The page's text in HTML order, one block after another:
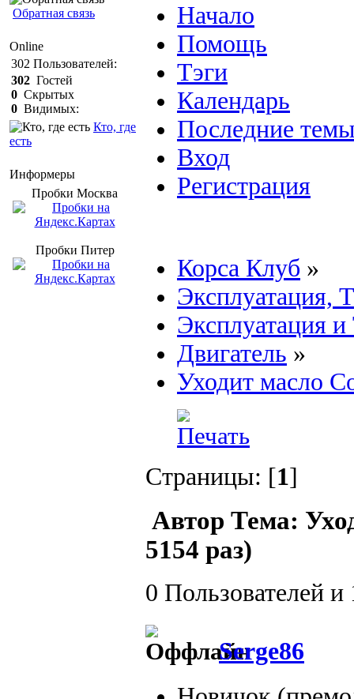
Обратная связь
Online
302 Пользователей:
302 Гостей
0 Скрытых
0 Видимых:
Кто, где
есть
Информеры
Пробки Mосква
Пробки Питер
Начало
Помощь
Тэги
Календарь
Последние
Вход
Регистрация
Корса Клуб »
Эксплуатация,
Эксплуатация
Двигатель »
Уходит масло
Страницы: [1]
Автор Тема:
5154 раз)
0 Пользователей
Serge86